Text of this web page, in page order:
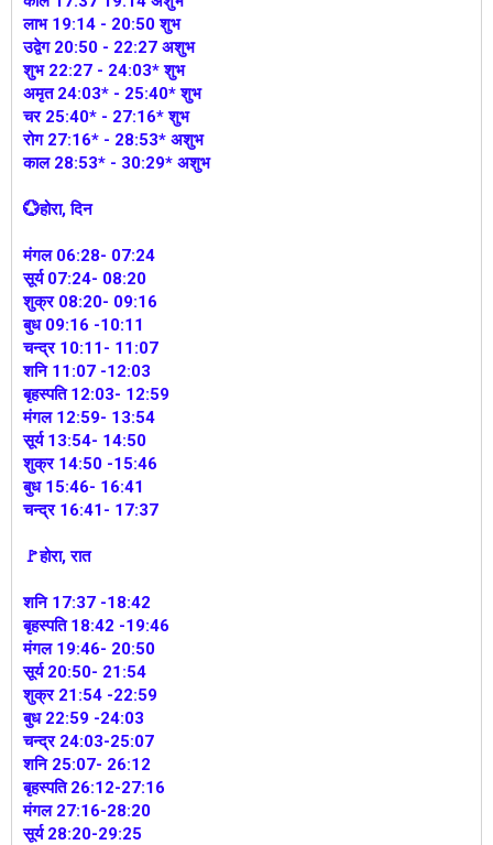
लाभ 19:14 - 20:50 शुभ
उद्वेग 20:50 - 22:27 अशुभ
शुभ 22:27 - 24:03* शुभ
अमृत 24:03* - 25:40* शुभ
चर 25:40* - 27:16* शुभ
रोग 27:16* - 28:53* अशुभ
काल 28:53* - 30:29* अशुभ
💮होरा, दिन
मंगल 06:28- 07:24
सूर्य 07:24- 08:20
शुक्र 08:20- 09:16
बुध 09:16 -10:11
चन्द्र 10:11- 11:07
शनि 11:07 -12:03
बृहस्पति 12:03- 12:59
मंगल 12:59- 13:54
सूर्य 13:54- 14:50
शुक्र 14:50 -15:46
बुध 15:46- 16:41
चन्द्र 16:41- 17:37
🚩होरा, रात
शनि 17:37 -18:42
बृहस्पति 18:42 -19:46
मंगल 19:46- 20:50
सूर्य 20:50- 21:54
शुक्र 21:54 -22:59
बुध 22:59 -24:03
चन्द्र 24:03-25:07
शनि 25:07- 26:12
बृहस्पति 26:12-27:16
मंगल 27:16-28:20
सूर्य 28:20-29:25